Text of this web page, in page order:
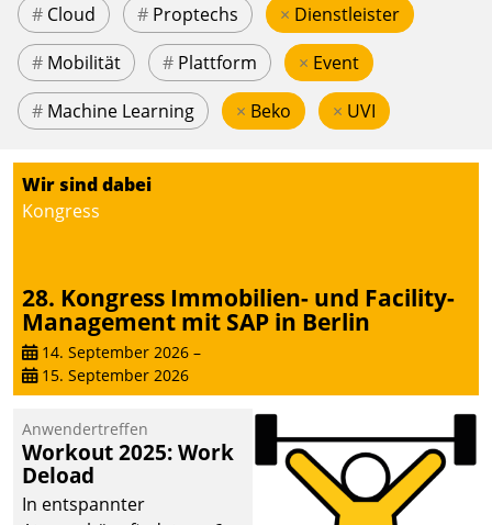
# Cloud # Proptechs × Dienstleister
# Mobilität # Plattform × Event
# Machine Learning × Beko × UVI
Wir sind dabei
Kongress
28. Kongress Immobilien- und Facility-
Management mit SAP in Berlin
14. September 2026 –
15. September 2026
Anwendertreffen
Workout 2025: Work
Deload
In entspannter